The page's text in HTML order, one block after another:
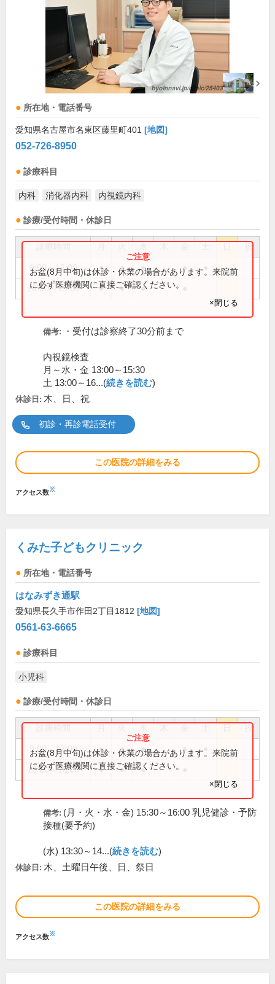
所在地・電話番号
愛知県名古屋市名東区藤里町401 [地図]
052-726-8950
診療科目
内科 消化器内科 内視鏡内科
診療/受付時間・休診日
祝
9:00～12:00 ● ● ● ●
16:00～19:00 ● ● ●
お盆(8月中旬)は休診・休業の場合があります。来院前
に必ず医療機関に直接ご確認ください。
×閉じる
備考: ・受付は診察終了30分前まで
内視鏡検査
月～水・金 13:00～15:30
土 13:00～16...(続きを読む)
休診日: 木、日、祝
初診・再診電話受付
この医院の詳細をみる
アクセス数※
くみた子どもクリニック
所在地・電話番号
はなみずき通駅
愛知県長久手市作田2丁目1812 [地図]
0561-63-6665
診療科目
小児科
診療/受付時間・休診日
祝
9:00～12:00 ● ● ● ●
16:00～18:00 ● ● ●
お盆(8月中旬)は休診・休業の場合があります。来院前
に必ず医療機関に直接ご確認ください。
×閉じる
備考: (月・火・水・金) 15:30～16:00 乳児健診・予防
接種(要予約)
(水) 13:30～14...(続きを読む)
休診日: 木、土曜日午後、日、祭日
この医院の詳細をみる
アクセス数※